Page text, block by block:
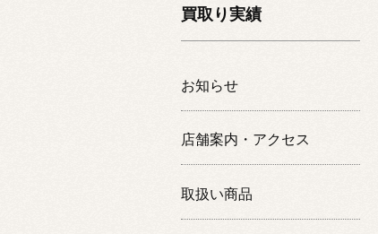
買取り実績
お知らせ
店舗案内・アクセス
取扱い商品